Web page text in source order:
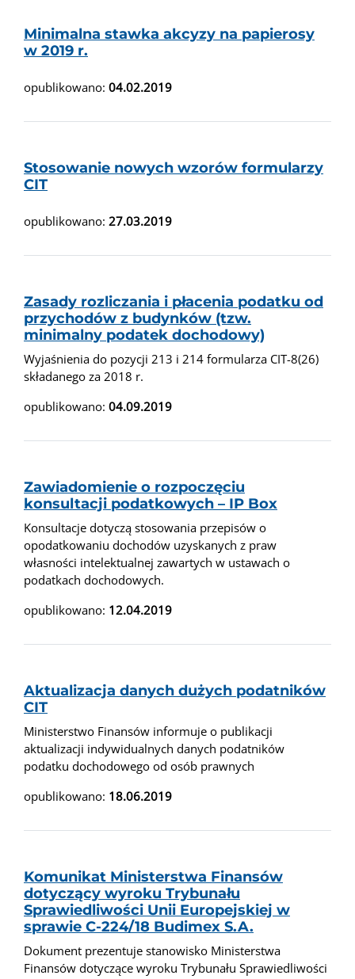
Minimalna stawka akcyzy na papierosy
w 2019 r.
opublikowano: 04.02.2019
Stosowanie nowych wzorów formularzy
CIT
opublikowano: 27.03.2019
Zasady rozliczania i płacenia podatku od
przychodów z budynków (tzw.
minimalny podatek dochodowy)
Wyjaśnienia do pozycji 213 i 214 formularza CIT-8(26)
składanego za 2018 r.
opublikowano: 04.09.2019
Zawiadomienie o rozpoczęciu
konsultacji podatkowych – IP Box
Konsultacje dotyczą stosowania przepisów o
opodatkowaniu dochodów uzyskanych z praw
własności intelektualnej zawartych w ustawach o
podatkach dochodowych.
opublikowano: 12.04.2019
Aktualizacja danych dużych podatników
CIT
Ministerstwo Finansów informuje o publikacji
aktualizacji indywidualnych danych podatników
podatku dochodowego od osób prawnych
opublikowano: 18.06.2019
Komunikat Ministerstwa Finansów
dotyczący wyroku Trybunału
Sprawiedliwości Unii Europejskiej w
sprawie C-224/18 Budimex S.A.
Dokument prezentuje stanowisko Ministerstwa
Finansów dotyczące wyroku Trybunału Sprawiedliwości